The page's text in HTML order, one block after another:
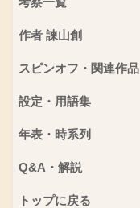
作者 諫山創
スピンオフ・関連作品
設定・用語集
年表・時系列
Q&A・解説
トップに戻る